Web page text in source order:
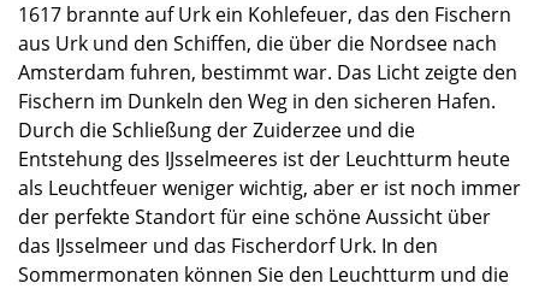
1617 brannte auf Urk ein Kohlefeuer, das den Fischern
aus Urk und den Schiffen, die über die Nordsee nach
Amsterdam fuhren, bestimmt war. Das Licht zeigte den
Fischern im Dunkeln den Weg in den sicheren Hafen.
Durch die Schließung der Zuiderzee und die
Entstehung des IJsselmeeres ist der Leuchtturm heute
als Leuchtfeuer weniger wichtig, aber er ist noch immer
der perfekte Standort für eine schöne Aussicht über
das IJsselmeer und das Fischerdorf Urk. In den
Sommermonaten können Sie den Leuchtturm und die